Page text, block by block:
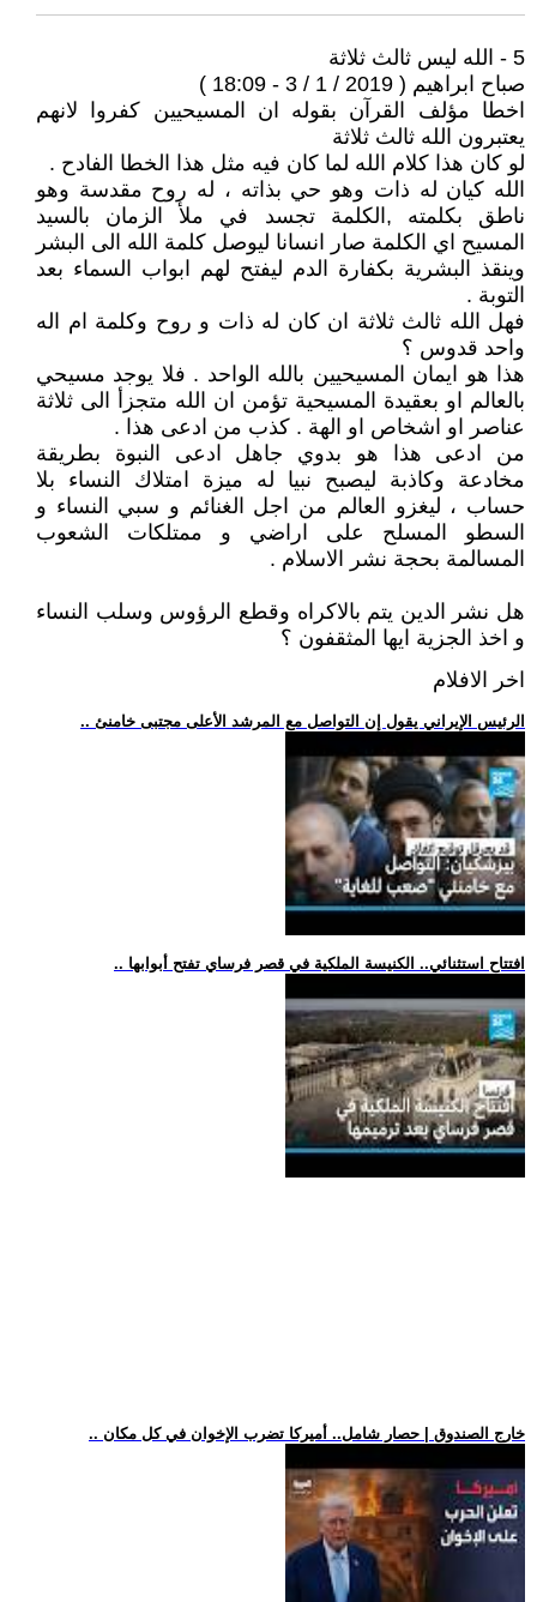
5 - الله ليس ثالث ثلاثة
صباح ابراهيم ( 2019 / 1 / 3 - 18:09 )
اخطا مؤلف القرآن بقوله ان المسيحيين كفروا لانهم
يعتبرون الله ثالث ثلاثة
لو كان هذا كلام الله لما كان فيه مثل هذا الخطا الفادح .
الله كيان له ذات وهو حي بذاته ، له روح مقدسة وهو
ناطق بكلمته ,الكلمة تجسد في ملأ الزمان بالسيد
المسيح اي الكلمة صار انسانا ليوصل كلمة الله الى البشر
وينقذ البشرية بكفارة الدم ليفتح لهم ابواب السماء بعد
التوبة .
فهل الله ثالث ثلاثة ان كان له ذات و روح وكلمة ام اله
واحد قدوس ؟
هذا هو ايمان المسيحيين بالله الواحد . فلا يوجد مسيحي
بالعالم او بعقيدة المسيحية تؤمن ان الله متجزأ الى ثلاثة
عناصر او اشخاص او الهة . كذب من ادعى هذا .
من ادعى هذا هو بدوي جاهل ادعى النبوة بطريقة
مخادعة وكاذبة ليصبح نبيا له ميزة امتلاك النساء بلا
حساب ، ليغزو العالم من اجل الغنائم و سبي النساء و
السطو المسلح على اراضي و ممتلكات الشعوب
المسالمة بحجة نشر الاسلام .
هل نشر الدين يتم بالاكراه وقطع الرؤوس وسلب النساء
و اخذ الجزية ايها المثقفون ؟
اخر الافلام
.. الرئيس الإيراني يقول إن التواصل مع المرشد الأعلى مجتبى خامنئ
.. افتتاح استثنائي.. الكنيسة الملكية في قصر فرساي تفتح أبوابها
.. خارج الصندوق | حصار شامل.. أميركا تضرب الإخوان في كل مكان